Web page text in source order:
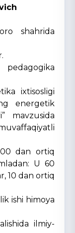
shahrida
ixtisosligi
energetik
mavzusida
dan ortiq
U 60
10 dan ortiq
ishi himoya
ilmiy-